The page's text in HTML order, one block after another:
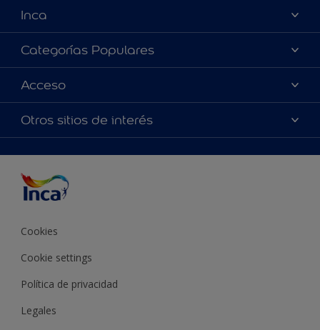
Inca
Acerca de Inca
Contactanos
Encontrá un distribuidor Inca
Categorías Populares
Colores
Productos
Inspiración
Acceso
Accesibilidad
Precisión del color
Otros sitios de interés
Cookies
Cookie settings
Política de privacidad
Legales